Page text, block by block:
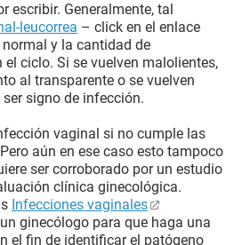
escribir. Generalmente, tal
leucorrea – click en el enlace
y la cantidad de
ciclo. Si se vuelven malolientes,
al transparente o se vuelven
signo de infección.
vaginal si no cumple las
aún en ese caso esto tampoco
ser corroborado por un estudio
clínica ginecológica.
Infecciones vaginales
ginecólogo para que haga una
el fin de identificar el patógeno